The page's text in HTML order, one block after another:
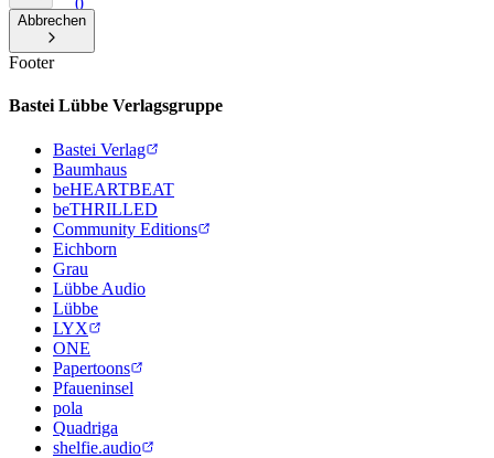
0
Abbrechen
Footer
Bastei Lübbe Verlagsgruppe
Bastei Verlag
Baumhaus
beHEARTBEAT
beTHRILLED
Community Editions
Eichborn
Grau
Lübbe Audio
Lübbe
LYX
ONE
Papertoons
Pfaueninsel
pola
Quadriga
shelfie.audio